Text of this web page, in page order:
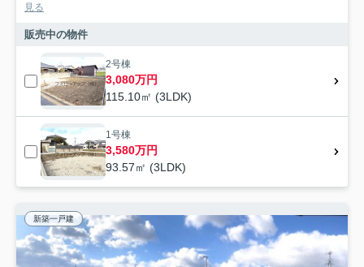
見る
販売中の物件
2号棟
3,080万円
115.10㎡ (3LDK)
1号棟
3,580万円
93.57㎡ (3LDK)
新築一戸建